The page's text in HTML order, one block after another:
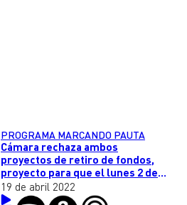
PROGRAMA MARCANDO PAUTA
Cámara rechaza ambos
proyectos de retiro de fondos,
proyecto para que el lunes 2 de
mayo sea feriado y derechos de
autor en la nueva Constitución
19 de abril 2022